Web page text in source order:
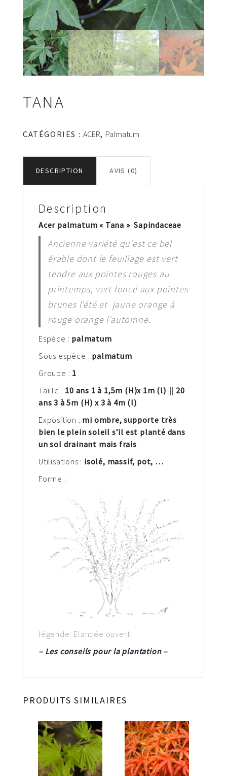
TANA
CATÉGORIES : ACER, Palmatum
DESCRIPTION AVIS (0)
Description
Acer palmatum « Tana » Sapindaceae
Ancienne variété qu’est ce bel
érable dont le feuillage est vert
tendre aux pointes rouges au
printemps, vert foncé aux pointes
brunes l’été et jaune orange à
rouge orange l’automne.
Espèce : palmatum
Sous espèce : palmatum
Groupe : 1
Taille : 10 ans 1 à 1,5m (H)x 1m (l) ||| 20
ans 3 à 5m (H) x 3 à 4m (l)
Exposition : mi ombre, supporte très
bien le plein soleil s’il est planté dans
un sol drainant mais frais
Utilisations : isolé, massif, pot, …
Forme :
légende: Elancée ouvert
– Les conseils pour la plantation –
PRODUITS SIMILAIRES